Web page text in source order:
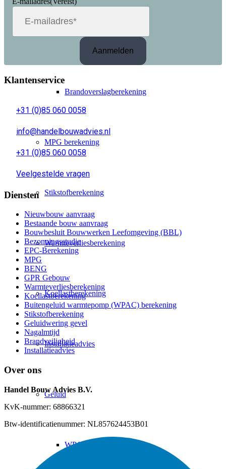
Bouwplantoetsing Brandveiligheid
Brandoverslagberekening
MPG berekening
Stikstofberekening
Warmteverliesberekening
Koellastberekening
Installatieadvies
Geluid
WPAC berekening
Klantenservice
+31 (0)85 060 0058
info@handelbouwadvies.nl
+31 (0)85 060 0058
Veelgestelde vragen
Diensten
Nieuwbouw aanvraag
Bestaande bouw aanvraag
Bouwbesluit Bouwwerken Leefomgeving (BBL)
Bezonningsstudie
EPC-Berekening
MPG
BENG
GPR Gebouw
Warmteverliesberekening
Koellastberekening
Buitengeluid warmtepomp (WPAC) berekening
Stikstofberekening
Geluidwering gevel
Nagalmtijd
Brandveiligheid
Installatieadvies
Over ons
Handel Bouw Advies B.V.
KvK-nummer: 68866321
Btw-identificatienummer: NL857624453B01